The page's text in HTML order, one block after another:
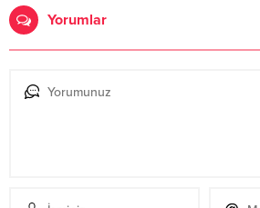
Yorumlar